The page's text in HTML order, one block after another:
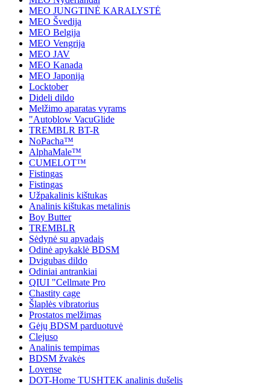
MEO JUNGTINĖ KARALYSTĖ
MEO Švedija
MEO Belgija
MEO Vengrija
MEO JAV
MEO Kanada
MEO Japonija
Locktober
Dideli dildo
Melžimo aparatas vyrams
"Autoblow VacuGlide
TREMBLR BT-R
NoPacha™
AlphaMale™
CUMELOT™
Fistingas
Fistingas
Užpakalinis kištukas
Analinis kištukas metalinis
Boy Butter
TREMBLR
Sėdynė su apvadais
Odinė apykaklė BDSM
Dvigubas dildo
Odiniai antrankiai
QIUI "Cellmate Pro
Chastity cage
Šlaplės vibratorius
Prostatos melžimas
Gėjų BDSM parduotuvė
Clejuso
Analinis tempimas
BDSM žvakės
Lovense
DOT-Home TUSHTEK analinis dušelis